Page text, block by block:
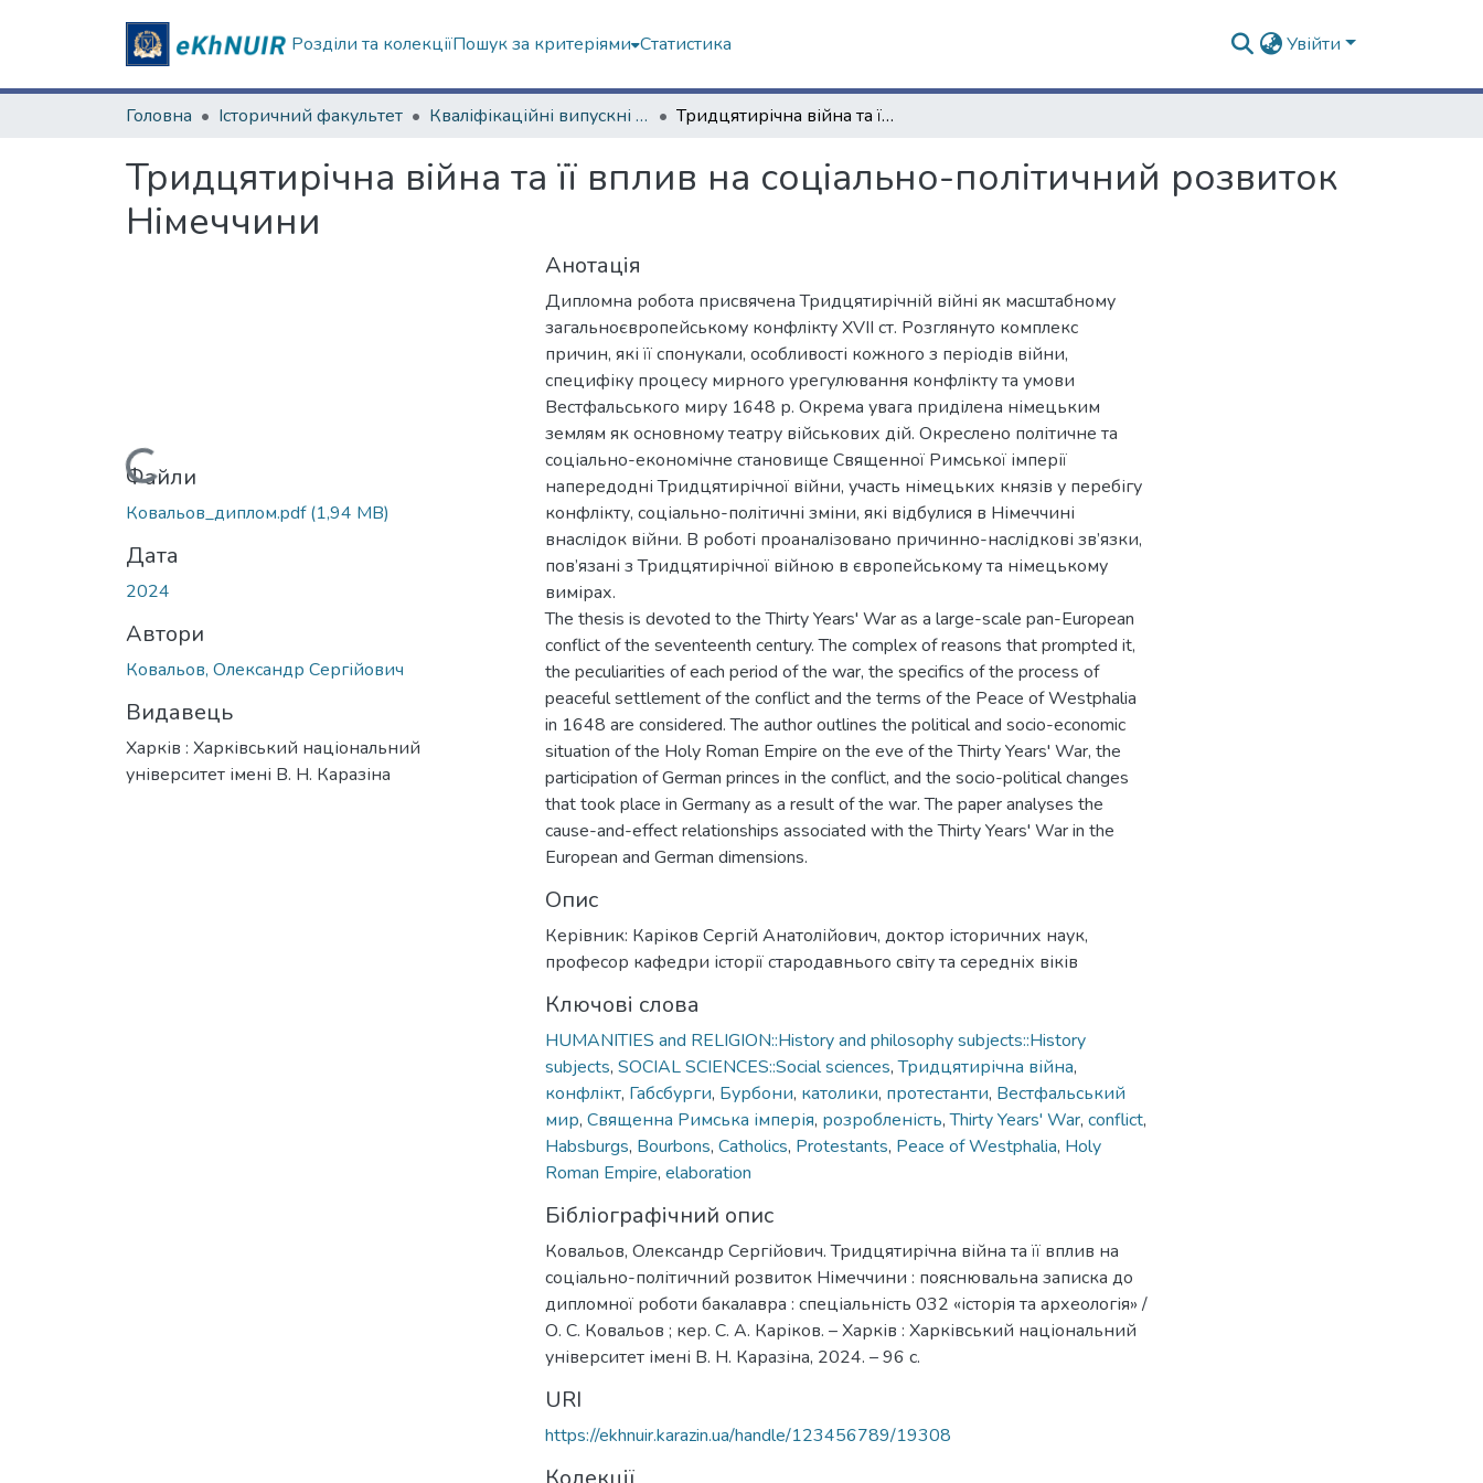
Розділи та колекціїПошук за критеріями Статистика Увійти
Головна Історичний факультет Кваліфікаційні випускні роботи бакалаврів. Історичний факультет Тридцятирічна війна та її вплив на соціально-політичний розвиток Німеччини
Тридцятирічна війна та її вплив на соціально-політичний розвиток
Німеччини
Вантажиться...
Файли
Ковальов_диплом.pdf(1,94 MB)
Дата
2024
Автори
Ковальов, Олександр Сергійович
Видавець
Харків : Харківський національний
університет імені В. Н. Каразіна
Анотація
Дипломна робота присвячена Тридцятирічній війні як масштабному
загальноєвропейському конфлікту ХVІІ ст. Розглянуто комплекс
причин, які її спонукали, особливості кожного з періодів війни,
специфіку процесу мирного урегулювання конфлікту та умови
Вестфальського миру 1648 р. Окрема увага приділена німецьким
землям як основному театру військових дій. Окреслено політичне та
соціально-економічне становище Священної Римської імперії
напередодні Тридцятирічної війни, участь німецьких князів у перебігу
конфлікту, соціально-політичні зміни, які відбулися в Німеччині
внаслідок війни. В роботі проаналізовано причинно-наслідкові зв’язки,
пов’язані з Тридцятирічної війною в європейському та німецькому
вимірах.
The thesis is devoted to the Thirty Years' War as a large-scale pan-European
conflict of the seventeenth century. The complex of reasons that prompted it,
the peculiarities of each period of the war, the specifics of the process of
peaceful settlement of the conflict and the terms of the Peace of Westphalia
in 1648 are considered. The author outlines the political and socio-economic
situation of the Holy Roman Empire on the eve of the Thirty Years' War, the
participation of German princes in the conflict, and the socio-political changes
that took place in Germany as a result of the war. The paper analyses the
cause-and-effect relationships associated with the Thirty Years' War in the
European and German dimensions.
Опис
Керівник: Каріков Сергій Анатолійович, доктор історичних наук,
професор кафедри історії стародавнього світу та середніх віків
Ключові слова
HUMANITIES and RELIGION::History and philosophy subjects::History
subjects, SOCIAL SCIENCES::Social sciences,Тридцятирічна війна,
конфлікт, Габсбурги, Бурбони, католики, протестанти, Вестфальський
мир, Священна Римська імперія, розробленість,Thirty Years' War, conflict,
Habsburgs, Bourbons, Catholics, Protestants, Peace of Westphalia, Holy
Roman Empire, elaboration
Бібліографічний опис
Ковальов, Олександр Сергійович. Тридцятирічна війна та її вплив на
соціально-політичний розвиток Німеччини : пояснювальна записка до
дипломної роботи бакалавра : спеціальність 032 «історія та археологія» /
О. С. Ковальов ; кер. С. А. Каріков. – Харків : Харківський національний
університет імені В. Н. Каразіна, 2024. – 96 с.
URI
https://ekhnuir.karazin.ua/handle/123456789/19308